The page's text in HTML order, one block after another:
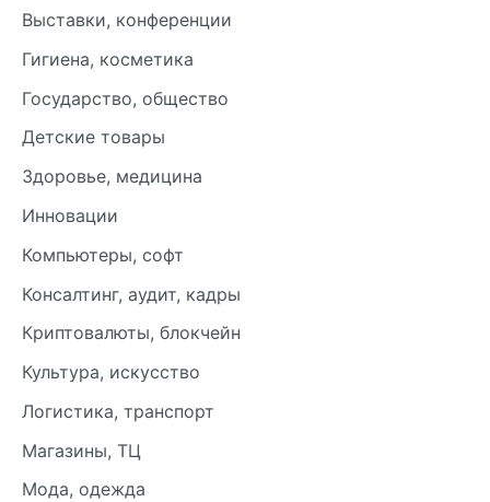
Выставки, конференции
Гигиена, косметика
Государство, общество
Детские товары
Здоровье, медицина
Инновации
Компьютеры, софт
Консалтинг, аудит, кадры
Криптовалюты, блокчейн
Культура, искусство
Логистика, транспорт
Магазины, ТЦ
Мода, одежда